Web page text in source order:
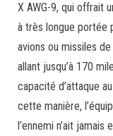
X AWG-9, qui offrait
à très longue portée
avions ou missiles
allant jusqu’à 170
capacité d’attaque
cette manière,
l’ennemi n’ait jamais